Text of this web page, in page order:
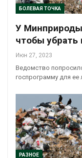
БОЛЕВАЯ ТОЧКА
У Минприроды
чтобы убрать
Июн 27, 2023
Ведомство
госпрограмму для ее
РАЗНОЕ